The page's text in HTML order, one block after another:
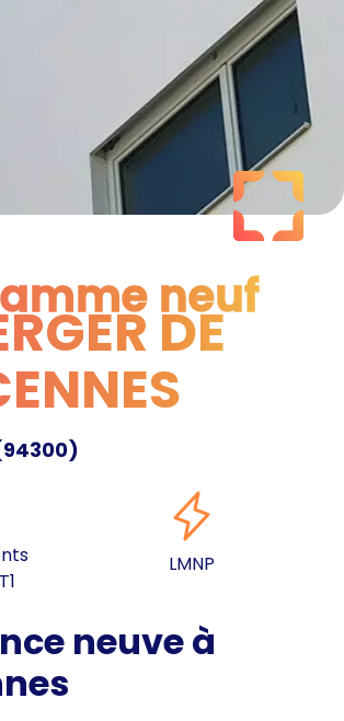
neuf
neuf
DE
94300)
LMNP
neuve à